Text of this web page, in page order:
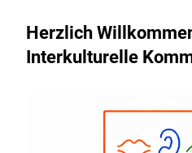
Herzlich
Interkulturelle